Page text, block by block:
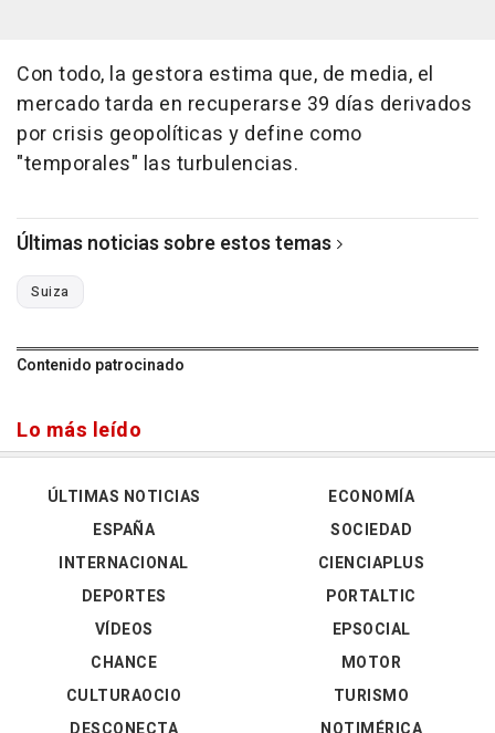
Con todo, la gestora estima que, de media, el
mercado tarda en recuperarse 39 días derivados
por crisis geopolíticas y define como
"temporales" las turbulencias.
Últimas noticias sobre estos temas
Suiza
Contenido patrocinado
Lo más leído
ÚLTIMAS NOTICIAS
ESPAÑA
INTERNACIONAL
DEPORTES
VÍDEOS
ECONOMÍA
SOCIEDAD
CIENCIAPLUS
PORTALTIC
EPSOCIAL
CHANCE
CULTURAOCIO
MOTOR
TURISMO